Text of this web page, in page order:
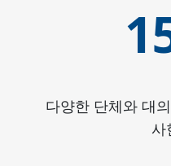
다양한 단체와 대
사